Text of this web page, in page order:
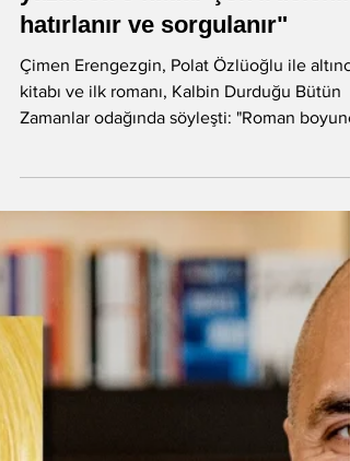
Litera
16 Eki 2025
"Bazı dönemler ne kadar çok
yazılırsa o kadar çok irdelenir,
Çimen Erengezgin, Polat Özlüoğlu ile altıncı
kitabı ve ilk romanı, Kalbin Durduğu Bütün
Zamanlar odağında söyleşti: "Roman boyunca
bir kadına odaklanıyoruz, Meşhur’a.
Yaşanmamış bir hayatın izinden gidiyoruz.
Onun yaralarını, kayıplarını, yaslarını,
korkularını, tereddütlerini, suskunluğunu
ediyoruz. Yeryüzünden kendini soyutlayan,
dışlayan bir kadının tutunma hikayesini
okuyoruz." Öyküleriyle tanıdığımız, Annem,
Kovboylar ve Sarhoş Atlar öykü kitabı ile pek